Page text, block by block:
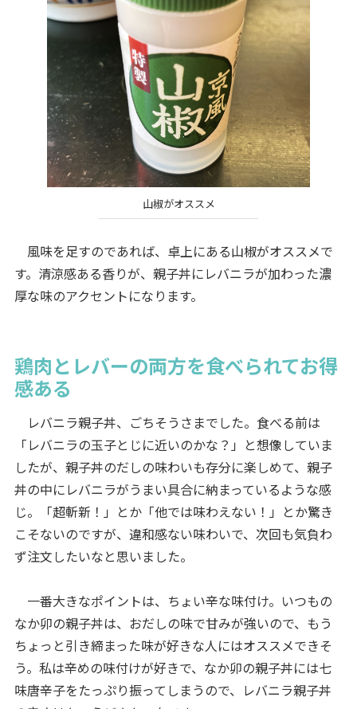
山椒がオススメ
風味を足すのであれば、卓上にある山椒がオススメで
す。清涼感ある香りが、親子丼にレバニラが加わった濃
厚な味のアクセントになります。
鶏肉とレバーの両方を食べられてお得
感ある
レバニラ親子丼、ごちそうさまでした。食べる前は
「レバニラの玉子とじに近いのかな？」と想像していま
したが、親子丼のだしの味わいも存分に楽しめて、親子
丼の中にレバニラがうまい具合に納まっているような感
じ。「超斬新！」とか「他では味わえない！」とか驚き
こそないのですが、違和感ない味わいで、次回も気負わ
ず注文したいなと思いました。
一番大きなポイントは、ちょい辛な味付け。いつもの
なか卯の親子丼は、おだしの味で甘みが強いので、もう
ちょっと引き締まった味が好きな人にはオススメできそ
う。私は辛めの味付けが好きで、なか卯の親子丼には七
味唐辛子をたっぷり振ってしまうので、レバニラ親子丼